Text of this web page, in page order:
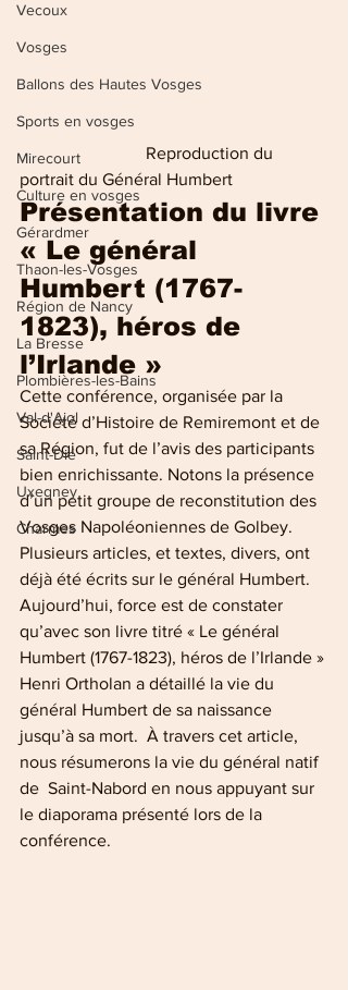
Vecoux
Vosges
Ballons des Hautes Vosges
Sports en vosges
Mirecourt
Culture en vosges
Gérardmer
Thaon-les-Vosges
Région de Nancy
La Bresse
Plombières-les-Bains
Val-d'Ajol
Saint-Dié
Uxegney
Charmes
                             Reproduction du
portrait du Général Humbert
Présentation du livre
« Le général
Humbert (1767-
1823), héros de
l’Irlande »
Cette conférence, organisée par la
Société d’Histoire de Remiremont et de
sa Région, fut de l’avis des participants
bien enrichissante. Notons la présence
d’un petit groupe de reconstitution des
Vosges Napoléoniennes de Golbey.
Plusieurs articles, et textes, divers, ont
déjà été écrits sur le général Humbert.
Aujourd’hui, force est de constater
qu’avec son livre titré « Le général
Humbert (1767-1823), héros de l’Irlande »
Henri Ortholan a détaillé la vie du
général Humbert de sa naissance
jusqu’à sa mort.  À travers cet article,
nous résumerons la vie du général natif
de  Saint-Nabord en nous appuyant sur
le diaporama présenté lors de la
conférence.